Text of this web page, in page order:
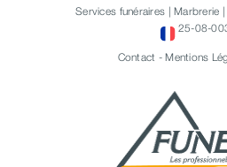
Services funéraires | Marbrerie
25-08-
Contact -Mentions